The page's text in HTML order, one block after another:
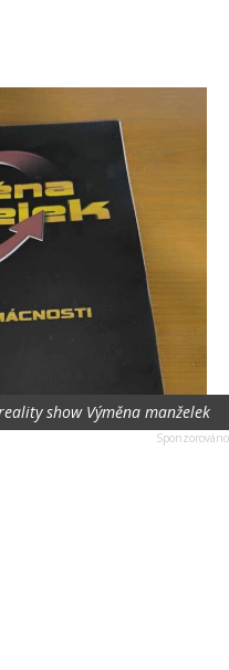
show Výměna manželek